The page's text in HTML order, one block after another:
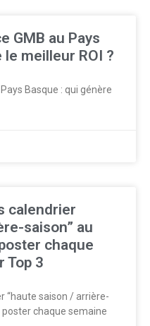
GMB au Pays
meilleur ROI ?
Basque : qui génère
calendrier
saison” au
chaque
Top 3
“haute saison / arrière-
poster chaque semaine